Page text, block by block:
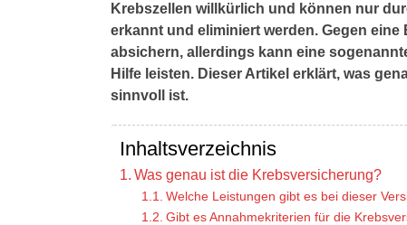
Krebszellen willkürlich und können nur
erkannt und eliminiert werden. Gegen
absichern, allerdings kann eine
Hilfe leisten. Dieser Artikel erklärt, was
sinnvoll ist.
Inhaltsverzeichnis
Was genau ist die Krebsversicherung?
Welche Leistungen gibt es bei dieser
Gibt es Annahmekriterien für die